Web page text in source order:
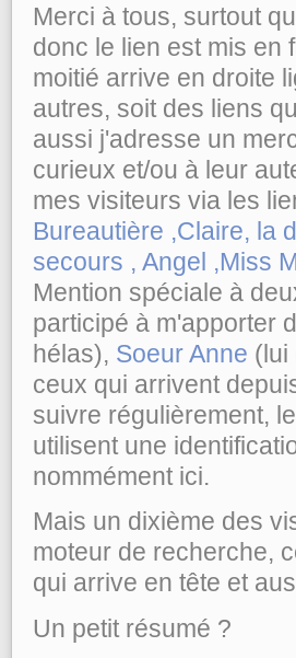
Merci à tous, surtout
donc le lien est mis en
moitié arrive en droite
autres, soit des liens
aussi j'adresse un
curieux et/ou à leur
mes visiteurs via les
Bureautière ,Claire, la
secours , Angel ,Miss
Mention spéciale à
participé à m'apporter
hélas), Soeur Anne (lui
ceux qui arrivent
suivre régulièrement,
utilisent une
nommément ici.
Mais un dixième des
moteur de recherche,
qui arrive en tête et
Un petit résumé ?